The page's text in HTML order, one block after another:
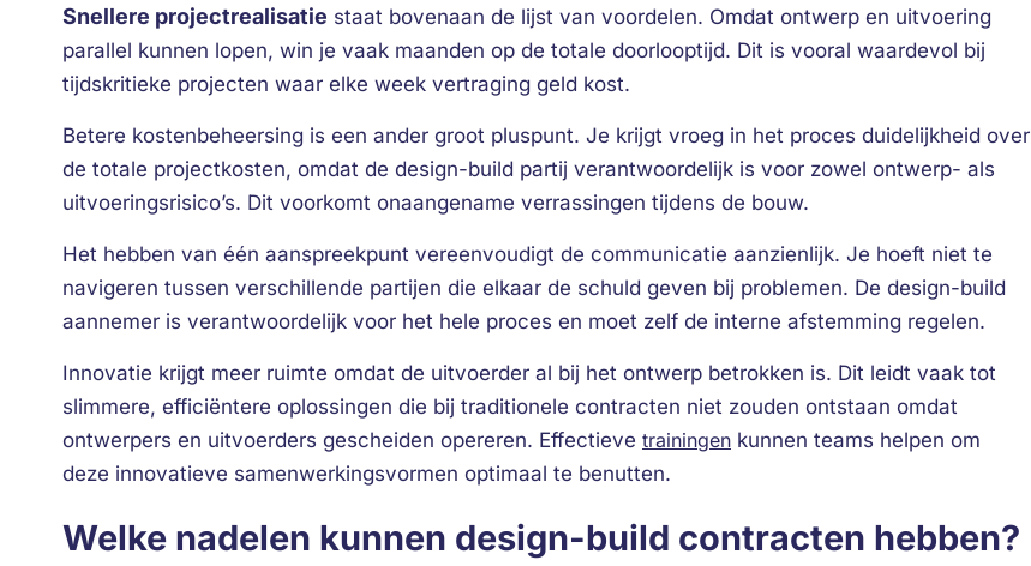
Snellere projectrealisatie staat bovenaan de lijst van voordelen. Omdat ontwerp en uitvoering
parallel kunnen lopen, win je vaak maanden op de totale doorlooptijd. Dit is vooral waardevol bij
tijdskritieke projecten waar elke week vertraging geld kost.
Betere kostenbeheersing is een ander groot pluspunt. Je krijgt vroeg in het proces duidelijkheid over
de totale projectkosten, omdat de design-build partij verantwoordelijk is voor zowel ontwerp- als
uitvoeringsrisico’s. Dit voorkomt onaangename verrassingen tijdens de bouw.
Het hebben van één aanspreekpunt vereenvoudigt de communicatie aanzienlijk. Je hoeft niet te
navigeren tussen verschillende partijen die elkaar de schuld geven bij problemen. De design-build
aannemer is verantwoordelijk voor het hele proces en moet zelf de interne afstemming regelen.
Innovatie krijgt meer ruimte omdat de uitvoerder al bij het ontwerp betrokken is. Dit leidt vaak tot
slimmere, efficiëntere oplossingen die bij traditionele contracten niet zouden ontstaan omdat
ontwerpers en uitvoerders gescheiden opereren. Effectieve trainingen kunnen teams helpen om
deze innovatieve samenwerkingsvormen optimaal te benutten.
Welke nadelen kunnen design-build contracten hebben?